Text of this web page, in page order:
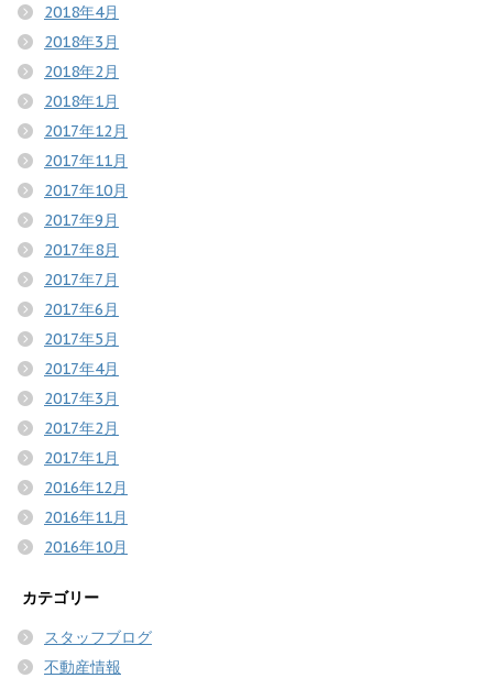
2018年4月
2018年3月
2018年2月
2018年1月
2017年12月
2017年11月
2017年10月
2017年9月
2017年8月
2017年7月
2017年6月
2017年5月
2017年4月
2017年3月
2017年2月
2017年1月
2016年12月
2016年11月
2016年10月
カテゴリー
スタッフブログ
不動産情報